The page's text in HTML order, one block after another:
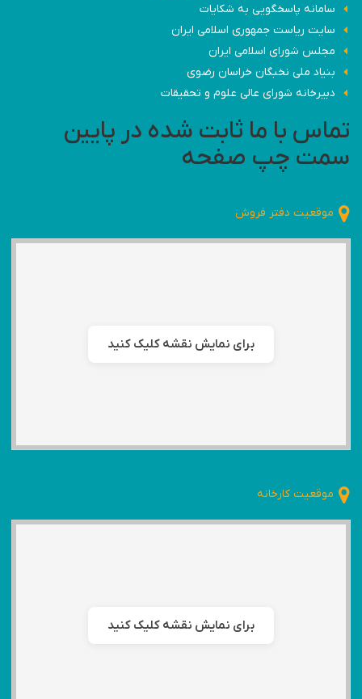
سامانه پاسخگویی به شکایات
سایت ریاست جمهوری اسلامی ایران
مجلس شورای اسلامی ایران
بنیاد ملی نخبگان خراسان رضوی
دبیرخانه شورای عالی علوم و تحقیقات
تماس با ما ثابت شده در پایین
سمت چپ صفحه
موقعیت دفتر فروش
برای نمایش نقشه کلیک کنید
موقعیت کارخانه
برای نمایش نقشه کلیک کنید